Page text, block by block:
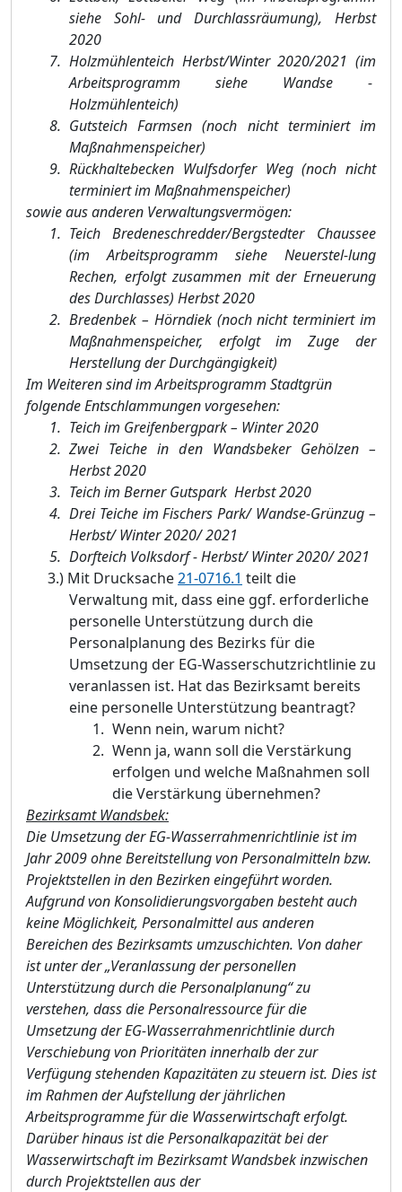
siehe Sohl- und Durchlassräumung), Herbst
2020
Holzmühlenteich Herbst/Winter 2020/2021 (im
Arbeitsprogramm siehe Wandse -
Holzmühlenteich)
Gutsteich Farmsen (noch nicht terminiert im
Maßnahmenspeicher)
Rückhaltebecken Wulfsdorfer Weg (noch nicht
terminiert im Maßnahmenspeicher)
sowie aus anderen Verwaltungsvermögen:
Teich Bredeneschredder/Bergstedter Chaussee
(im Arbeitsprogramm siehe Neuerstel-lung
Rechen, erfolgt zusammen mit der Erneuerung
des Durchlasses) Herbst 2020
Bredenbek – Hörndiek (noch nicht terminiert im
Maßnahmenspeicher, erfolgt im Zuge der
Herstellung der Durchgängigkeit)
Im Weiteren sind im Arbeitsprogramm Stadtgrün
folgende Entschlammungen vorgesehen:
Teich im Greifenbergpark– Winter 2020
Zwei Teiche in den Wandsbeker Gehölzen–
Herbst 2020
Teich im Berner Gutspark Herbst 2020
Drei Teiche im Fischers Park/ Wandse-Grünzug–
Herbst/ Winter 2020/ 2021
Dorfteich Volksdorf - Herbst/ Winter 2020/ 2021
3.) Mit Drucksache21-0716.1 teilt die
Verwaltung mit, dass eine ggf. erforderliche
personelle Unterstützung durch die
Personalplanung des Bezirks für die
Umsetzung der EG-Wasserschutzrichtlinie zu
veranlassen ist. Hat das Bezirksamt bereits
eine personelle Unterstützung beantragt?
Wenn nein, warum nicht?
Wenn ja, wann soll die Verstärkung
erfolgen und welche Maßnahmen soll
die Verstärkung übernehmen?
Bezirksamt Wandsbek:
Die Umsetzung der EG-Wasserrahmenrichtlinie ist im
Jahr 2009 ohne Bereitstellung von Personalmitteln bzw.
Projektstellen in den Bezirken eingeführt worden.
Aufgrund von Konsolidierungsvorgaben besteht auch
keine Möglichkeit, Personalmittel aus anderen
Bereichen des Bezirksamts umzuschichten. Von daher
ist unter der „Veranlassung der personellen
Unterstützung durch die Personalplanung“zu
verstehen, dass die Personalressource für die
Umsetzung der EG-Wasserrahmenrichtlinie durch
Verschiebung von Prioritäten innerhalb der zur
Verfügung stehenden Kapazitäten zu steuern ist. Dies ist
im Rahmen der Aufstellung der jährlichen
Arbeitsprogramme für die Wasserwirtschaft erfolgt.
Darüber hinaus ist die Personalkapazität bei der
Wasserwirtschaft im Bezirksamt Wandsbek inzwischen
durch Projektstellen aus der